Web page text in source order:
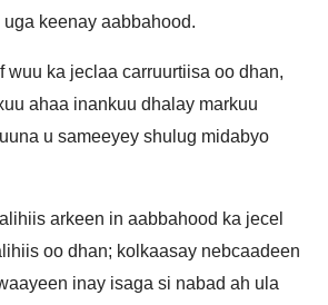
keenay aabbahood.
wuu ka jeclaa carruurtiisa oo dhan,
ahaa inankuu dhalay markuu
u sameeyey shulug midabyo
arkeen in aabbahood ka jecel
oo dhan; kolkaasay nebcaadeen
inay isaga si nabad ah ula